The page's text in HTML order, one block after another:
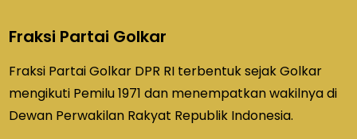
Fraksi Partai Golkar
Fraksi Partai Golkar DPR RI terbentuk sejak Golkar
mengikuti Pemilu 1971 dan menempatkan wakilnya di
Dewan Perwakilan Rakyat Republik Indonesia.